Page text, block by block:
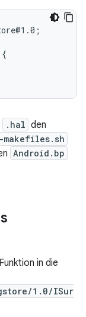
{
.hal den
Android.bp
in die
1.0/ISur